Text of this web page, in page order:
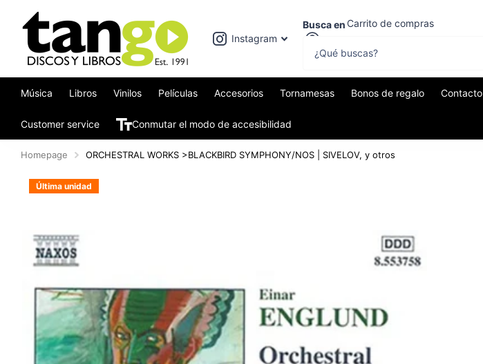
Busca en
Instagram
Carrito de compras
$0,00
Música Libros Vinilos Películas Accesorios Tornamesas Bonos de regalo Contacto
Customer service Conmutar el modo de accesibilidad
Homepage ORCHESTRAL WORKS >BLACKBIRD SYMPHONY/NOS | SIVELOV, y otros
Última unidad